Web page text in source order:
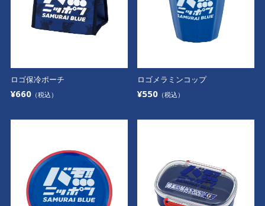
ロゴ保冷ポーチ
¥660（税込）
ロゴメラミンコップ
¥550 （税込）